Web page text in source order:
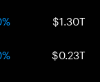
$1.30T
$0.23T